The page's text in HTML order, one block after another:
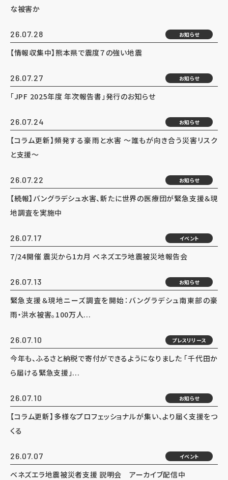
な被害か
26.07.28 お知らせ
【情報収集中】熊本県で震度７の強い地震
26.07.27 お知らせ
「JPF 2025年度 年次報告書」発行のお知らせ
26.07.24 お知らせ
【コラム更新】頻発する豪雨と水害 ～誰もが向き合う災害リスク
と支援～
26.07.22 お知らせ
【続報】バングラデシュ水害、新たに世界の医療団が緊急支援＆現
地調査を実施中
26.07.17 イベント
7/24開催 震災から1カ月 ベネズエラ地震被災地報告会
26.07.13 お知らせ
緊急支援＆現地ニーズ調査を開始：バングラデシュ南東部の豪
雨・洪水被害。100万人...
26.07.10 プレスリリース
今年も、ふるさと納税で寄付ができるようになりました 「千代田か
ら届ける緊急支援」...
26.07.10 お知らせ
【コラム更新】多様なプロフェッショナルが集い、より届く支援をつ
くる
26.07.07 イベント
ベネズエラ地震被災者支援 説明会 アーカイブ配信中